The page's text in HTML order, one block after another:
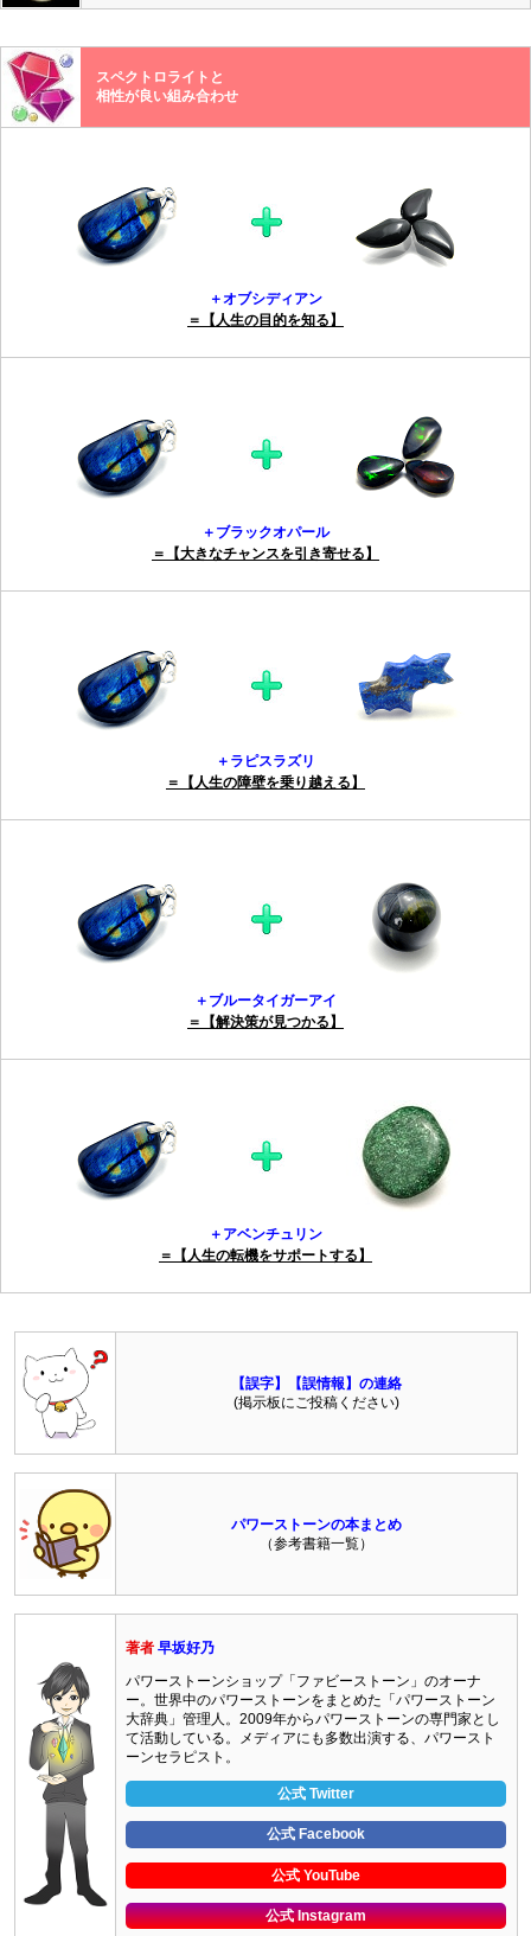
スペクトロライトと
相性が良い組み合わせ
＋オブシディアン
＝【人生の目的を知る】
＋ブラックオパール
＝【大きなチャンスを引き寄せる】
＋ラピスラズリ
＝【人生の障壁を乗り越える】
＋ブルータイガーアイ
＝【解決策が見つかる】
＋アベンチュリン
＝【人生の転機をサポートする】
【誤字】【誤情報】の連絡
(掲示板にご投稿ください)
パワーストーンの本まとめ
（参考書籍一覧）
著者 早坂好乃
パワーストーンショップ「ファビーストーン」のオーナ
ー。世界中のパワーストーンをまとめた「パワーストーン
大辞典」管理人。2009年からパワーストーンの専門家とし
て活動している。メディアにも多数出演する、パワースト
ーンセラピスト。
公式 Twitter
公式 Facebook
公式 YouTube
公式 Instagram